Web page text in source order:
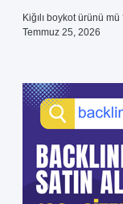
Kiğılı boykot ürünü mü
Temmuz 25, 2026